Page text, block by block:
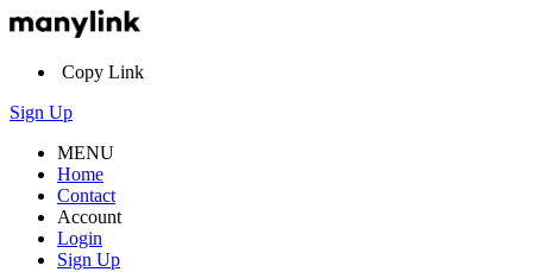
Copy Link
Sign Up
MENU
Home
Contact
Account
Login
Sign Up